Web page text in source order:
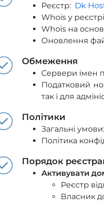
Реєстр: Dk
Whois у
Whois на
Оновлення
Обмеження
Сервери імен
Податковий
так і для
Політики
Загальні
Політика
Порядок
Активувати
Реєстр
Власник